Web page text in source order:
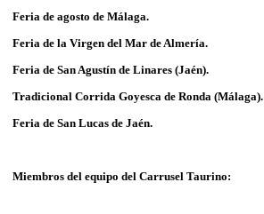
Feria de agosto de Málaga.
Feria de la Virgen del Mar de Almería.
Feria de San Agustín de Linares (Jaén).
Tradicional Corrida Goyesca de Ronda (Málaga).
Feria de San Lucas de Jaén.
Miembros del equipo del Carrusel Taurino: